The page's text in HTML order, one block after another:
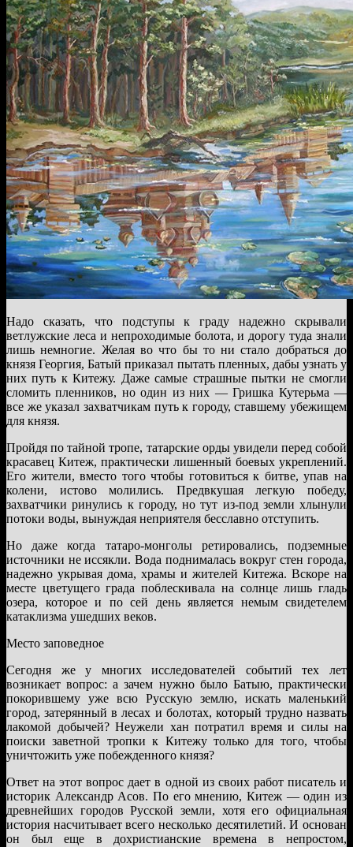
Надо сказать, что подступы к граду надежно скрывали
ветлужские леса и непроходимые болота, и дорогу туда знали
лишь немногие. Желая во что бы то ни стало добраться до
князя Георгия, Батый приказал пытать пленных, дабы узнать у
них путь к Китежу. Даже самые страшные пытки не смогли
сломить пленников, но один из них — Гришка Кутерьма —
все же указал захватчикам путь к городу, ставшему убежищем
для князя.
Пройдя по тайной тропе, татарские орды увидели перед собой
красавец Китеж, практически лишенный боевых укреплений.
Его жители, вместо того чтобы готовиться к битве, упав на
колени, истово молились. Предвкушая легкую победу,
захватчики ринулись к городу, но тут из-под земли хлынули
потоки воды, вынуждая неприятеля бесславно отступить.
Но даже когда татаро-монголы ретировались, подземные
источники не иссякли. Вода поднималась вокруг стен города,
надежно укрывая дома, храмы и жителей Китежа. Вскоре на
месте цветущего града поблескивала на солнце лишь гладь
озера, которое и по сей день является немым свидетелем
катаклизма ушедших веков.
Место заповедное
Сегодня же у многих исследователей событий тех лет
возникает вопрос: а зачем нужно было Батыю, практически
покорившему уже всю Русскую землю, искать маленький
город, затерянный в лесах и болотах, который трудно назвать
лакомой добычей? Неужели хан потратил время и силы на
поиски заветной тропки к Китежу только для того, чтобы
уничтожить уже побежденного князя?
Ответ на этот вопрос дает в одной из своих работ писатель и
историк Александр Асов. По его мнению, Китеж — один из
древнейших городов Русской земли, хотя его официальная
история насчитывает всего несколько десятилетий. И основан
он был еще в дохристианские времена в непростом,